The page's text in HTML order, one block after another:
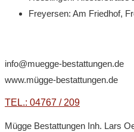
Freyersen: Am Friedhof,
info@muegge-bestattungen.de
www.mügge-bestattungen.de
TEL.: 04767 / 209
Mügge Bestattungen Inh. Lars